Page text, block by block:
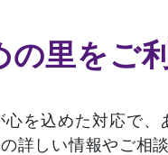
の里をご
を込めた対応で
詳しい情報やご相